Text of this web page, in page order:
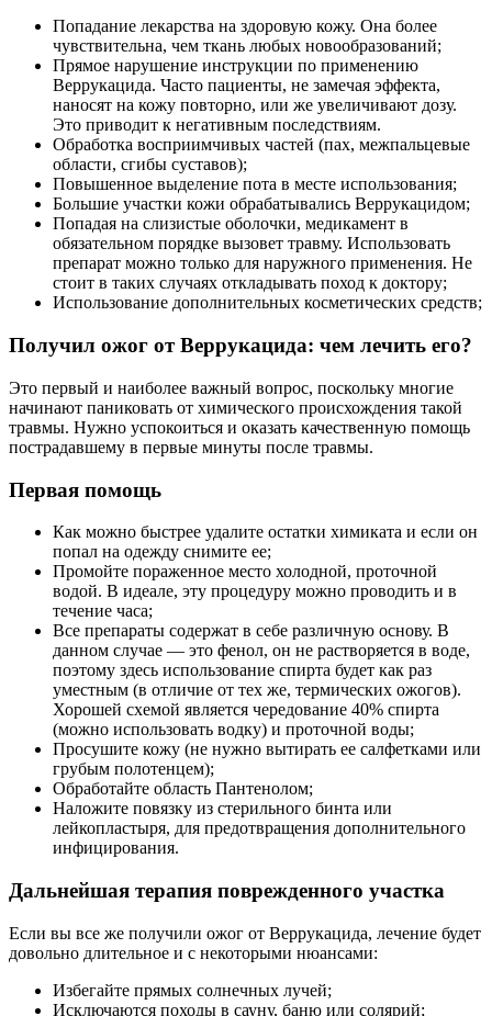
Попадание лекарства на здоровую кожу. Она более
чувствительна, чем ткань любых новообразований;
Прямое нарушение инструкции по применению
Веррукацида. Часто пациенты, не замечая эффекта,
наносят на кожу повторно, или же увеличивают дозу.
Это приводит к негативным последствиям.
Обработка восприимчивых частей (пах, межпальцевые
области, сгибы суставов);
Повышенное выделение пота в месте использования;
Большие участки кожи обрабатывались Веррукацидом;
Попадая на слизистые оболочки, медикамент в
обязательном порядке вызовет травму. Использовать
препарат можно только для наружного применения. Не
стоит в таких случаях откладывать поход к доктору;
Использование дополнительных косметических средств;
Получил ожог от Веррукацида: чем лечить его?
Это первый и наиболее важный вопрос, поскольку многие
начинают паниковать от химического происхождения такой
травмы. Нужно успокоиться и оказать качественную помощь
пострадавшему в первые минуты после травмы.
Первая помощь
Как можно быстрее удалите остатки химиката и если он
попал на одежду снимите ее;
Промойте пораженное место холодной, проточной
водой. В идеале, эту процедуру можно проводить и в
течение часа;
Все препараты содержат в себе различную основу. В
данном случае — это фенол, он не растворяется в воде,
поэтому здесь использование спирта будет как раз
уместным (в отличие от тех же, термических ожогов).
Хорошей схемой является чередование 40% спирта
(можно использовать водку) и проточной воды;
Просушите кожу (не нужно вытирать ее салфетками или
грубым полотенцем);
Обработайте область Пантенолом;
Наложите повязку из стерильного бинта или
лейкопластыря, для предотвращения дополнительного
инфицирования.
Дальнейшая терапия поврежденного участка
Если вы все же получили ожог от Веррукацида, лечение будет
довольно длительное и с некоторыми нюансами:
Избегайте прямых солнечных лучей;
Исключаются походы в сауну, баню или солярий;